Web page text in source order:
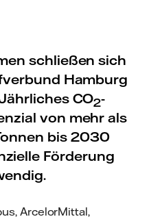
schließen sich
Hamburg
CO2-
von mehr als
bis 2030
Förderung
ArcelorMittal,